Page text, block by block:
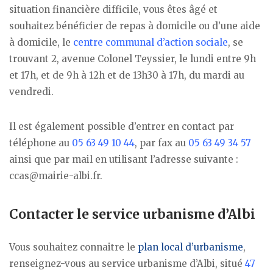
situation financière difficile, vous êtes âgé et
souhaitez bénéficier de repas à domicile ou d’une aide
à domicile, le centre communal d’action sociale, se
trouvant 2, avenue Colonel Teyssier, le lundi entre 9h
et 17h, et de 9h à 12h et de 13h30 à 17h, du mardi au
vendredi.
Il est également possible d’entrer en contact par
téléphone au 05 63 49 10 44, par fax au 05 63 49 34 57
ainsi que par mail en utilisant l’adresse suivante :
ccas@mairie-albi.fr.
Contacter le service urbanisme d’Albi
Vous souhaitez connaitre le plan local d’urbanisme,
renseignez-vous au service urbanisme d’Albi, situé 47